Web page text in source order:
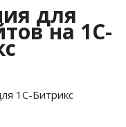
для
на 1С-
1С-Битрикс